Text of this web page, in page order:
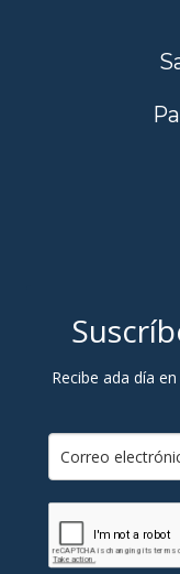
Recibe ada día